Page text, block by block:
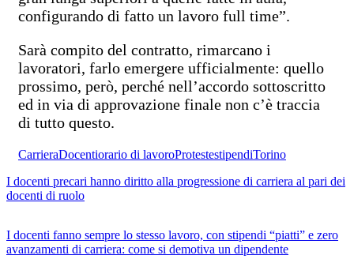
configurando di fatto un lavoro full time”.
Sarà compito del contratto, rimarcano i
lavoratori, farlo emergere ufficialmente: quello
prossimo, però, perché nell’accordo sottoscritto
ed in via di approvazione finale non c’è traccia
di tutto questo.
CarrieraDocentiorario di lavoroProtestestipendiTorino
I docenti precari hanno diritto alla progressione di carriera al pari dei
docenti di ruolo
I docenti fanno sempre lo stesso lavoro, con stipendi “piatti” e zero
avanzamenti di carriera: come si demotiva un dipendente